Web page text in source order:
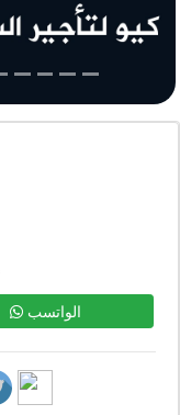
الواتسب